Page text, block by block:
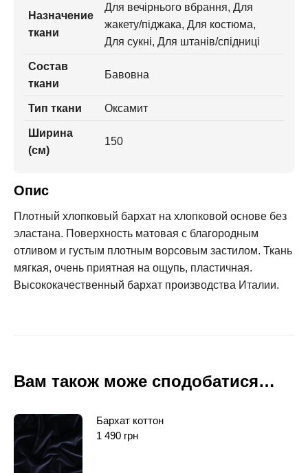
Назначение
ткани
Для вечірнього вбрання, Для
жакету/піджака, Для костюма,
Для сукні, Для штанів/спідниці
Состав
ткани
Бавовна
Тип ткани Оксамит
Ширина
(см)
150
Опис
Плотный хлопковый бархат на хлопковой основе без
эластана. Поверхность матовая с благородным
отливом и густым плотным ворсовым застилом. Ткань
мягкая, очень приятная на ощупь, пластичная.
Высококачественный бархат производства Италии.
Вам також може сподобатися…
Бархат коттон
1 490 грн